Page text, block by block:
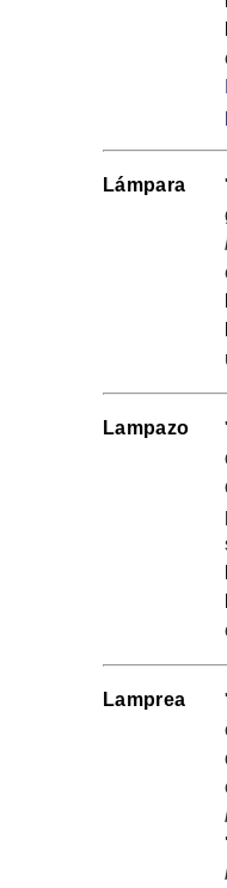
Lámpara
Lampazo
Lamprea